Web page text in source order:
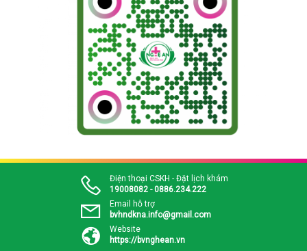
Điện thoại CSKH - Đặt lịch khám
19008082 - 0886.234.222
Email hỗ trợ
bvhndkna.info@gmail.com
Website
https://bvnghean.vn